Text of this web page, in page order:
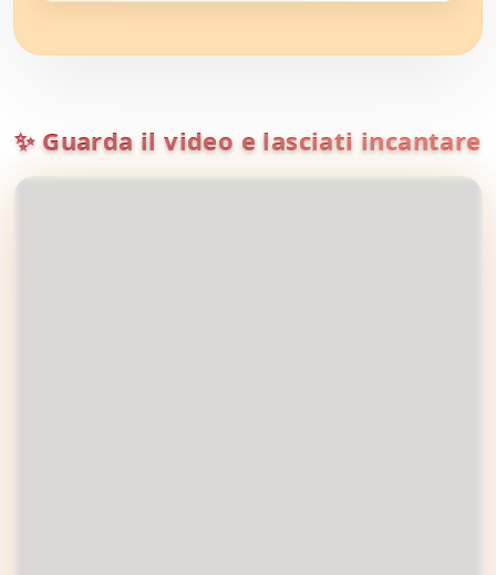
✨ Guarda il video e lasciati incantare